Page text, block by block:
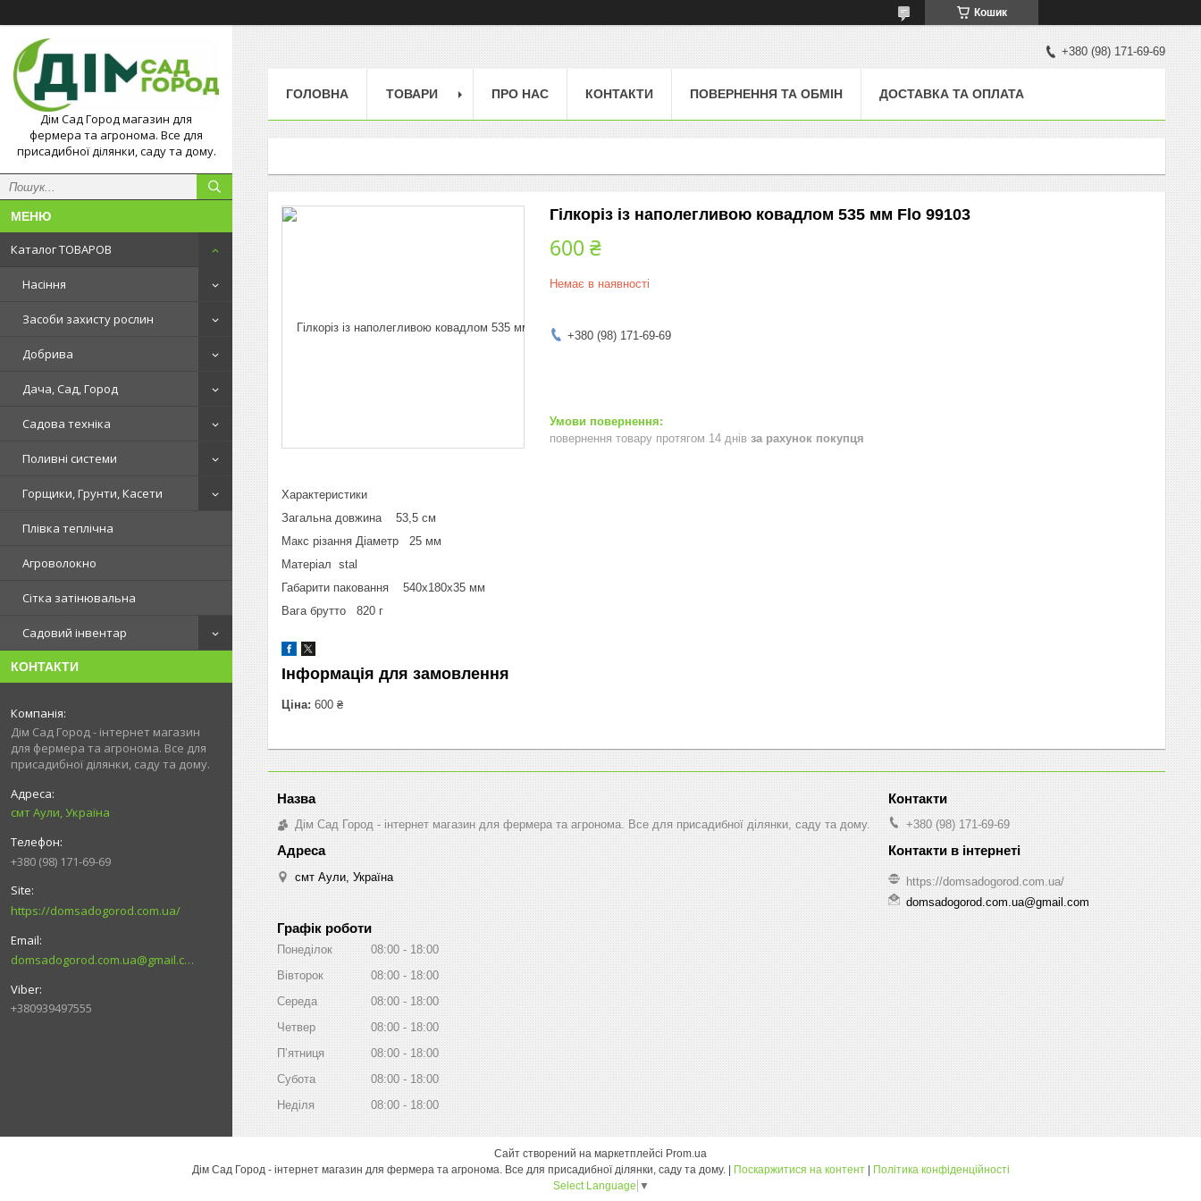
Кошик
Дім Сад Город магазин для
фермера та агронома. Все для
присадибної ділянки, саду та дому.
Каталог ТОВАРОВ
Насіння
Засоби захисту рослин
Добрива
Дача, Сад, Город
Садова техніка
Поливні системи
Горщики, Грунти, Касети
Плівка теплічна
Агроволокно
Сітка затінювальна
Садовий інвентар
КОНТАКТИ
Дім Сад Город - інтернет магазин
для фермера та агронома. Все для
присадибної ділянки, саду та дому.
смт Аули, Україна
+380 (98) 171-69-69
https://domsadogorod.com.ua/
domsadogorod.com.ua@gmail.com
+380939497555
+380 (98) 171-69-69
ГОЛОВНА ТОВАРИ ПРО НАС КОНТАКТИ ПОВЕРНЕННЯ ТА ОБМІН ДОСТАВКА ТА ОПЛАТА
Гілкоріз із наполегливою ковадлом 535 мм Flo 99103
600 ₴
Немає в наявності
+380 (98) 171-69-69
повернення товару протягом 14 днів за рахунок покупця
Характеристики
Загальна довжина 53,5 см
Макс різання Діаметр 25 мм
Матеріал stal
Габарити паковання 540x180x35 мм
Вага брутто 820 г
Інформація для замовлення
Ціна: 600 ₴
Дім Сад Город - інтернет магазин для фермера та агронома. Все для присадибної ділянки, саду та дому.
смт Аули, Україна
+380 (98) 171-69-69
https://domsadogorod.com.ua/
domsadogorod.com.ua@gmail.com
Графік роботи
Понеділок 08:00
18:00
Вівторок
08:00
18:00
Середа
08:00
18:00
Четвер
08:00
18:00
Пʼятниця
08:00
18:00
Субота
08:00
18:00
Неділя
08:00 18:00
Сайт створений на маркетплейсі Prom.ua
Дім Сад Город - інтернет магазин для фермера та агронома. Все для присадибної ділянки, саду та дому. | Поскаржитися на контент | Політика конфіденційності
Select Language ▼